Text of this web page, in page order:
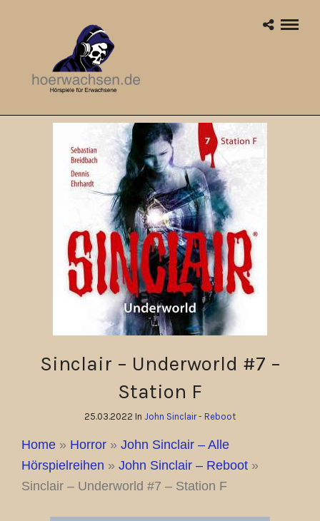
Sinclair – Underworld #7 –
Station F
25.03.2022 In John Sinclair - Reboot
Home » Horror » John Sinclair – Alle
Hörspielreihen » John Sinclair – Reboot »
Sinclair – Underworld #7 – Station F